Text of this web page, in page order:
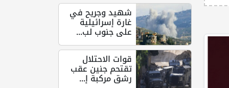
شهيد وجريح في
غارة إسرائيلية
على جنوب لب...
قوات الاحتلال
تقتحم جنين عقب
رشق مركبة إ...